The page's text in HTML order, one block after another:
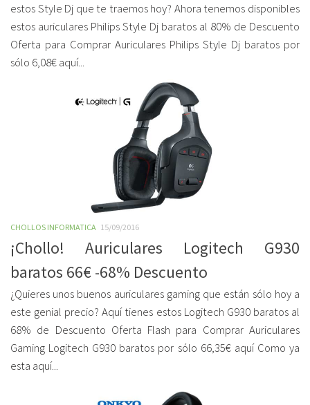
estos Style Dj que te traemos hoy? Ahora tenemos disponibles
estos auriculares Philips Style Dj baratos al 80% de Descuento
Oferta para Comprar Auriculares Philips Style Dj baratos por
sólo 6,08€ aquí...
CHOLLOS INFORMATICA 15/09/2016
¡Chollo! Auriculares Logitech G930
baratos 66€ -68% Descuento
¿Quieres unos buenos auriculares gaming que están sólo hoy a
este genial precio? Aquí tienes estos Logitech G930 baratos al
68% de Descuento Oferta Flash para Comprar Auriculares
Gaming Logitech G930 baratos por sólo 66,35€ aquí Como ya
esta aquí...